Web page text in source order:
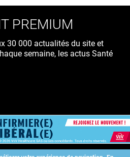
PREMIUM
30 000 actualités du site et
semaine, les actus Santé